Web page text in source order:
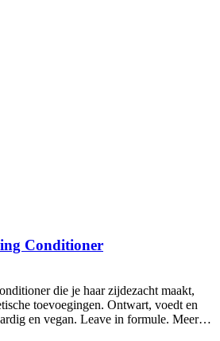
Conditioner
die je haar zijdezacht maakt,
toevoegingen. Ontwart, voedt en
en vegan. Leave in formule. Meer…